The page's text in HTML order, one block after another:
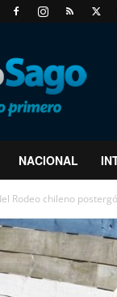
NACIONAL
Rodeo chileno